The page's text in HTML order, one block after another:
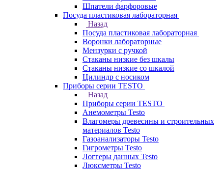
Шпатели фарфоровые
Посуда пластиковая лабораторная
Назад
Посуда пластиковая лабораторная
Воронки лабораторные
Мензурки с ручкой
Стаканы низкие без шкалы
Стаканы низкие со шкалой
Цилиндр с носиком
Приборы серии TESTO
Назад
Приборы серии TESTO
Анемометры Testo
Влагомеры древесины и строительных
материалов Testo
Газоанализаторы Testo
Гигрометры Testo
Логгеры данных Testo
Люксметры Testo